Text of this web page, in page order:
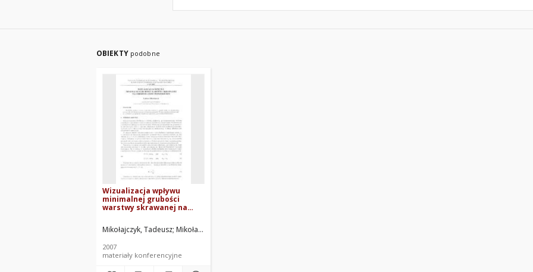
OBIEKTY podobne
Wizualizacja wpływu
minimalnej grubości
warstwy skrawanej na
Mikołajczyk, Tadeusz Mikołajczyk, Tadeusz. Red.
2007
materiały konferencyjne